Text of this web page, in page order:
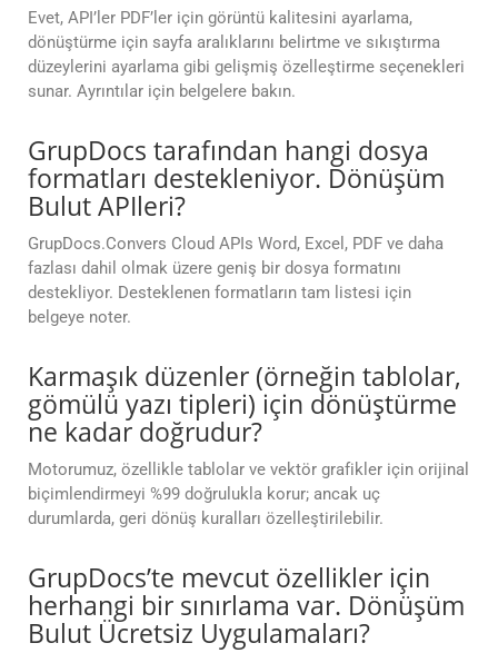
Evet, API’ler PDF’ler için görüntü kalitesini ayarlama,
dönüştürme için sayfa aralıklarını belirtme ve sıkıştırma
düzeylerini ayarlama gibi gelişmiş özelleştirme seçenekleri
sunar. Ayrıntılar için belgelere bakın.
GrupDocs tarafından hangi dosya
formatları destekleniyor. Dönüşüm
Bulut APIleri?
GrupDocs.Convers Cloud APIs Word, Excel, PDF ve daha
fazlası dahil olmak üzere geniş bir dosya formatını
destekliyor. Desteklenen formatların tam listesi için
belgeye noter.
Karmaşık düzenler (örneğin tablolar,
gömülü yazı tipleri) için dönüştürme
ne kadar doğrudur?
Motorumuz, özellikle tablolar ve vektör grafikler için orijinal
biçimlendirmeyi %99 doğrulukla korur; ancak uç
durumlarda, geri dönüş kuralları özelleştirilebilir.
GrupDocs’te mevcut özellikler için
herhangi bir sınırlama var. Dönüşüm
Bulut Ücretsiz Uygulamaları?